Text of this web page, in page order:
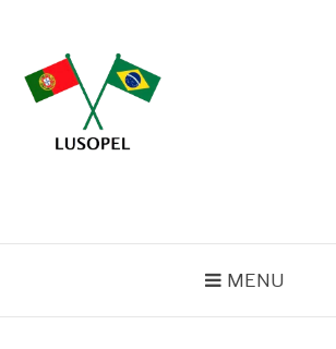
conteúdo
MENU